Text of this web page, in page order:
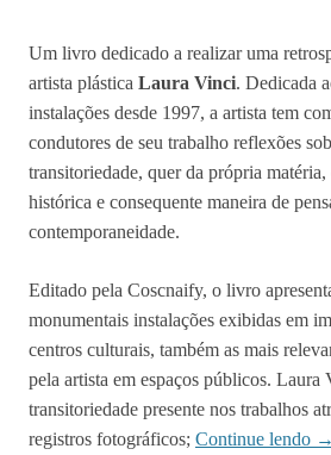
Um livro dedicado a realizar uma
artista plástica Laura Vinci. Dedicada
instalações desde 1997, a artista tem
condutores de seu trabalho reflexões
transitoriedade, quer da própria
histórica e consequente maneira de
contemporaneidade.
Editado pela Coscnaify, o livro
monumentais instalações exibidas em
centros culturais, também as mais
pela artista em espaços públicos. Laura
transitoriedade presente nos trabalhos
registros fotográficos; Continue lendo →